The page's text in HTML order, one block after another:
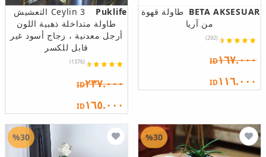
BETA AKSESUAR طاولة قهوة
من آريا
(292)
ID١٦٧.٠٠٠
ID١١٦.٠٠٠
Puklife
Ceylin 3 التعشيش
طاولة متداخلة ذهبية اللون
أرجل معدنية ، زجاج أسود غير
قابل للكسر
(1376)
ID٢٣٧.٠٠٠
ID١٦٥.٠٠٠
%30
%30